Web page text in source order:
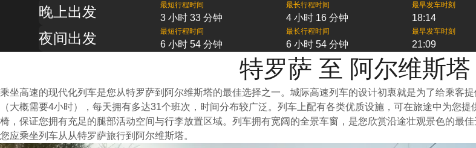
晚上出发 最短行程时间
3 小时 33 分钟
最长行程时间
4 小时 16 分钟
最早发车时刻
18:14
夜间出发 最短行程时间
6 小时 54 分钟
最长行程时间
6 小时 54 分钟
最早发车时刻
21:09
特罗萨 至 阿尔维斯
乘坐高速的现代化列车是您从特罗萨到阿尔维斯塔的最佳选择之一。城际高速列车的设计初衷就是为了给乘客
（大概需要4小时），每天拥有多达31个班次，时间分布较广泛。列车上配有各类优质设施，可在旅途中为您
椅，保证您拥有充足的腿部活动空间与行李放置区域。列车拥有宽阔的全景车窗，是您欣赏沿途壮观景色的最
您应乘坐列车从从特罗萨旅行到阿尔维斯塔。